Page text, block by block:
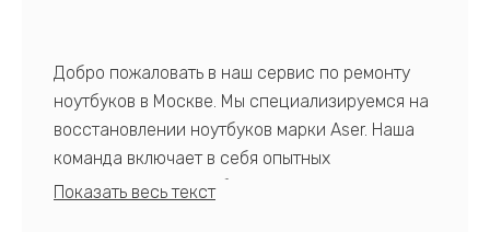
Добро пожаловать в наш сервис по ремонту
ноутбуков в Москве. Мы специализируемся на
восстановлении ноутбуков марки Aser. Наша
команда включает в себя опытных
профессионалов с обширными знаниями и